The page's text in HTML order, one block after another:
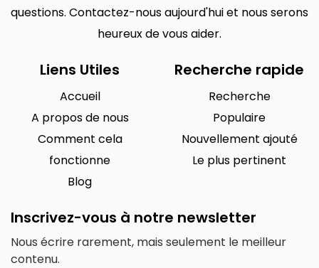
questions. Contactez-nous aujourd'hui et nous serons
heureux de vous aider.
Liens Utiles
Accueil
A propos de nous
Comment cela
fonctionne
Blog
Recherche rapide
Recherche
Populaire
Nouvellement ajouté
Le plus pertinent
Inscrivez-vous à notre newsletter
Nous écrire rarement, mais seulement le meilleur
contenu.